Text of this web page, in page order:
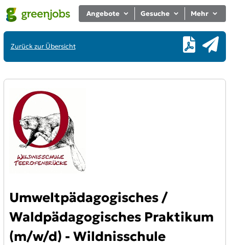
Angebote Gesuche Mehr
Zurück zur Übersicht
Umweltpädagogisches /
Waldpädagogisches Praktikum
(m/w/d) - Wildnisschule